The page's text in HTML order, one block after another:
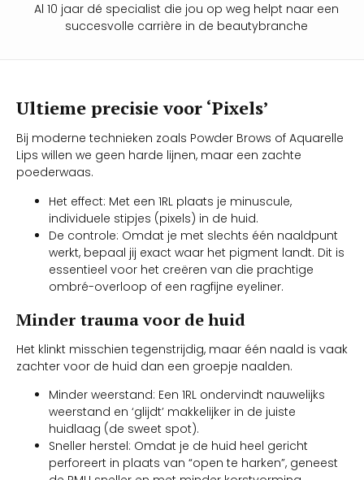
Al 10 jaar dé specialist die jou op weg helpt naar een
succesvolle carrière in de beautybranche
Ultieme precisie voor ‘Pixels’
Bij moderne technieken zoals Powder Brows of Aquarelle
Lips willen we geen harde lijnen, maar een zachte
poederwaas.
Het effect: Met een 1RL plaats je minuscule,
individuele stipjes (pixels) in de huid.
De controle: Omdat je met slechts één naaldpunt
werkt, bepaal jij exact waar het pigment landt. Dit is
essentieel voor het creëren van die prachtige
ombré-overloop of een ragfijne eyeliner.
Minder trauma voor de huid
Het klinkt misschien tegenstrijdig, maar één naald is vaak
zachter voor de huid dan een groepje naalden.
Minder weerstand: Een 1RL ondervindt nauwelijks
weerstand en ‘glijdt’ makkelijker in de juiste
huidlaag (de sweet spot).
Sneller herstel: Omdat je de huid heel gericht
perforeert in plaats van “open te harken”, geneest